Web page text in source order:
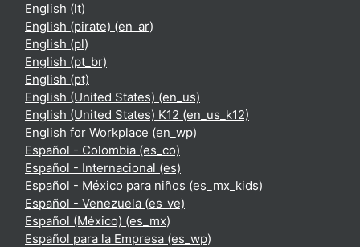
English ‎(lt)‎
English (pirate) ‎(en_ar)‎
English ‎(pl)‎
English ‎(pt_br)‎
English ‎(pt)‎
English (United States) ‎(en_us)‎
English (United States) K12 ‎(en_us_k12)‎
English for Workplace ‎(en_wp)‎
Español - Colombia ‎(es_co)‎
Español - Internacional ‎(es)‎
Español - México para niños ‎(es_mx_kids)‎
Español - Venezuela ‎(es_ve)‎
Español (México) ‎(es_mx)‎
Español para la Empresa ‎(es_wp)‎